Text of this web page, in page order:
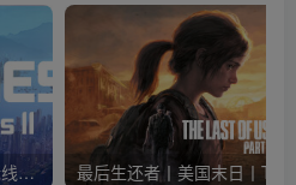
Cities: Skylines II 城市天际线二/城市天际线2终极版 都市天际线